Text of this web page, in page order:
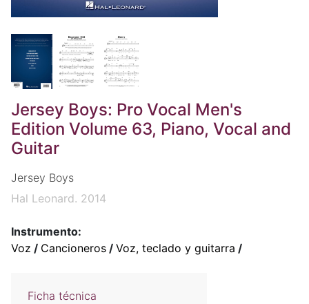
Jersey Boys: Pro Vocal Men's
Edition Volume 63, Piano, Vocal and
Guitar
Jersey Boys
Hal Leonard. 2014
Instrumento:
Voz / Cancioneros / Voz, teclado y guitarra /
Ficha técnica